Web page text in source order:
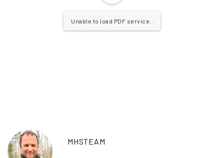
Unable to load PDF service..
MHSTEAM